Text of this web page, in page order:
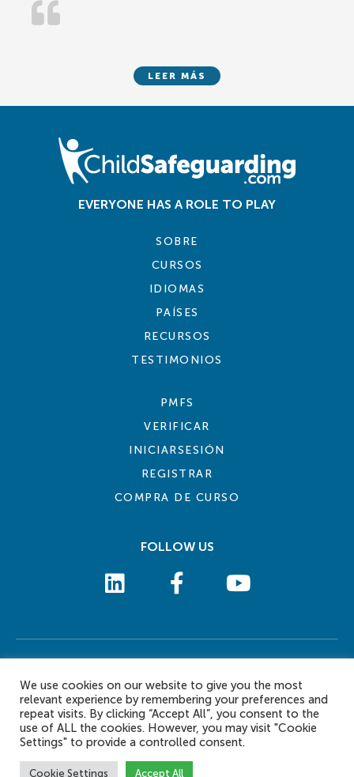
LEER MÁS
EVERYONE HAS A ROLE TO PLAY
SOBRE
CURSOS
IDIOMAS
PAÍSES
RECURSOS
TESTIMONIOS
PMFS
VERIFICAR
INICIARSESIÓN
REGISTRAR
COMPRA DE CURSO
FOLLOW US
© 2026 eLearn International Pte Ltd. All Rights Reserved
CONTACT US
We use cookies on our website to give you the most
relevant experience by remembering your preferences and
repeat visits. By clicking “Accept All”, you consent to the
use of ALL the cookies. However, you may visit "Cookie
Settings" to provide a controlled consent.
Cookie Settings Accept All